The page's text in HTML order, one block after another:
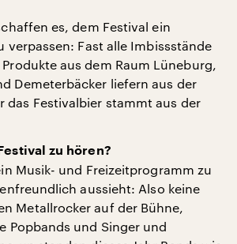
es, dem Festival ein
verpassen: Fast alle Imbissstände
aus dem Raum Lüneburg,
Demeterbäcker liefern aus der
das Festivalbier stammt aus der
zu hören?
Musik- und Freizeitprogramm zu
aussieht: Also keine
Metallrocker auf der Bühne,
Popbands und Singer und